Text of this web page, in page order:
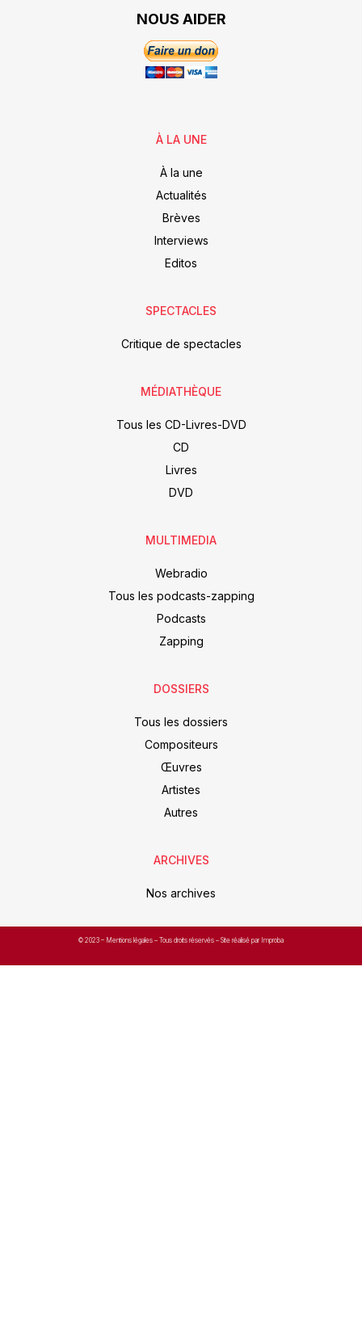
NOUS AIDER
À LA UNE
À la une
Actualités
Brèves
Interviews
Editos
SPECTACLES
Critique de spectacles
MÉDIATHÈQUE
Tous les CD-Livres-DVD
CD
Livres
DVD
MULTIMEDIA
Webradio
Tous les podcasts-zapping
Podcasts
Zapping
DOSSIERS
Tous les dossiers
Compositeurs
Œuvres
Artistes
Autres
ARCHIVES
Nos archives
© 2023 – Mentions légales – Tous droits réservés – Site réalisé par Improba